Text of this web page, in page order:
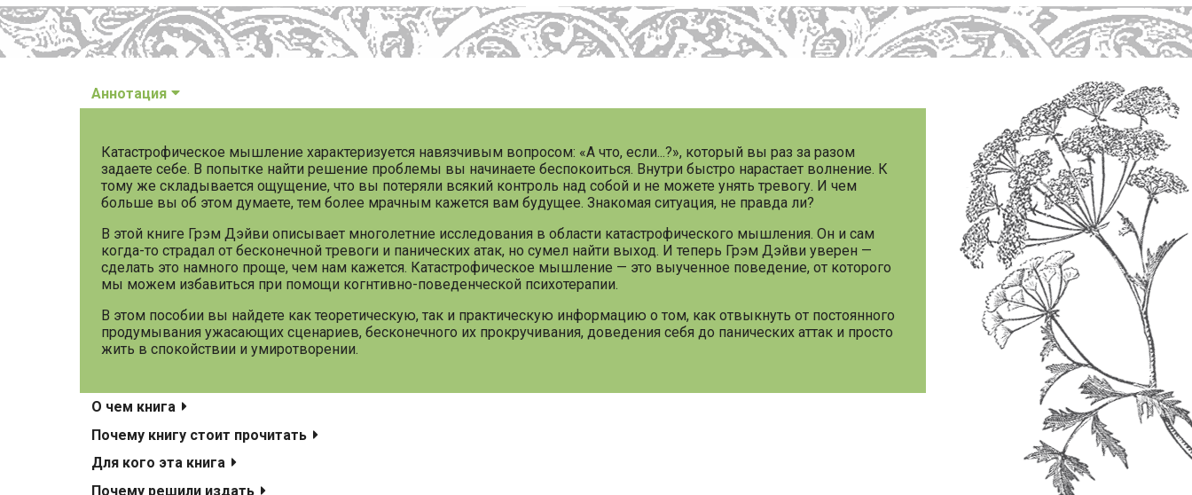
Аннотация
Катастрофическое мышление характеризуется навязчивым вопросом: «А что, если...?», который вы раз за разом
задаете себе. В попытке найти решение проблемы вы начинаете беспокоиться. Внутри быстро нарастает волнение. К
тому же складывается ощущение, что вы потеряли всякий контроль над собой и не можете унять тревогу. И чем
больше вы об этом думаете, тем более мрачным кажется вам будущее. Знакомая ситуация, не правда ли?
В этой книге Грэм Дэйви описывает многолетние исследования в области катастрофического мышления. Он и сам
когда-то страдал от бесконечной тревоги и панических атак, но сумел найти выход. И теперь Грэм Дэйви уверен —
сделать это намного проще, чем нам кажется. Катастрофическое мышление — это выученное поведение, от которого
мы можем избавиться при помощи когнтивно-поведенческой психотерапии.
В этом пособии вы найдете как теоретическую, так и практическую информацию о том, как отвыкнуть от постоянного
продумывания ужасающих сценариев, бесконечного их прокручивания, доведения себя до панических аттак и просто
жить в спокойствии и умиротворении.
О чем книга
Почему книгу стоит прочитать
Для кого эта книга
Почему решили издать